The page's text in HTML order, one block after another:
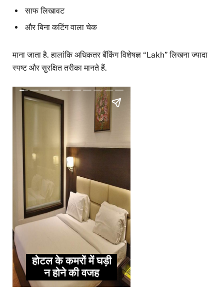
साफ लिखावट
और बिना कटिंग वाला चेक
माना जाता है. हालांकि अधिकतर बैंकिंग विशेषज्ञ “Lakh” लिखना ज्यादा
स्पष्ट और सुरक्षित तरीका मानते हैं.